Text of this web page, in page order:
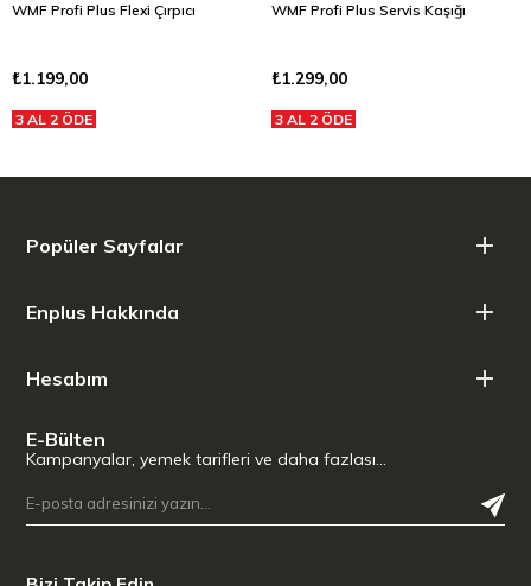
WMF Profi Plus Flexi Çırpıcı
₺1.199,00
3 AL 2 ÖDE
WMF Profi Plus Servis Kaşığı
₺1.299,00
3 AL 2 ÖDE
Popüler Sayfalar
Enplus Hakkında
Hesabım
E-Bülten
Kampanyalar, yemek tarifleri ve daha fazlası…